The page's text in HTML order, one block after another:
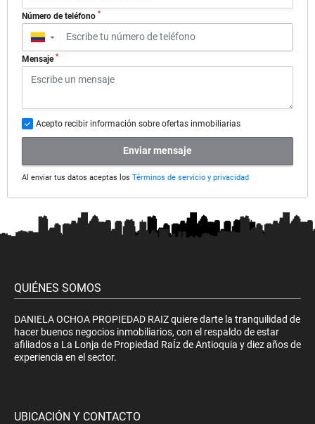
Número de teléfono *
▼
Mensaje *
Acepto recibir información sobre ofertas inmobiliarias
Enviar mensaje
Al enviar tus datos aceptas los Términos de servicio y privacidad
QUIÉNES SOMOS
DANIELA OCHOA PROPIEDAD RAIZ quiere darte la tranquilidad de
hacer buenos negocios inmobiliarios, con el respaldo de estar
afiliados a La Lonja de Propiedad RaÍz de Antioquia y diez años de
experiencia en el sector.
UBICACIÓN Y CONTACTO